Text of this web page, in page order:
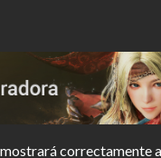
correctamente